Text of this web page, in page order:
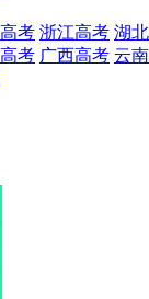
考 浙江高考 湖
考 广西高考 云